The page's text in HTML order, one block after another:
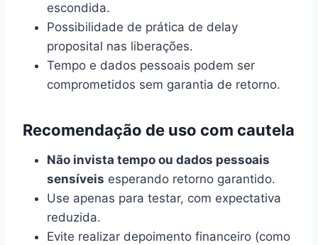
escondida.
Possibilidade de prática de delay
proposital nas liberações.
Tempo e dados pessoais podem ser
comprometidos sem garantia de retorno.
Recomendação de uso com cautela
Não invista tempo ou dados pessoais
sensíveis esperando retorno garantido.
Use apenas para testar, com expectativa
reduzida.
Evite realizar depoimento financeiro (como